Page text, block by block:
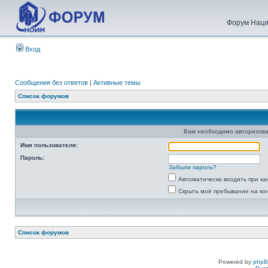
Форум
Вход
Сообщения без ответов | Активные темы
Список форумов
Вам необходимо
Имя пользователя:
Пароль:
Забыли пароль?
Автоматически входить при
Скрыть моё пребывание на
Список форумов
Powered by